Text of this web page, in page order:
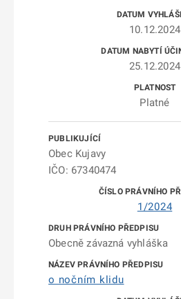
10.12.2024
25.12.2024
Platné
Obec Kujavy
IČO: 67340474
1/2024
Obecně závazná vyhláška
o nočním klidu